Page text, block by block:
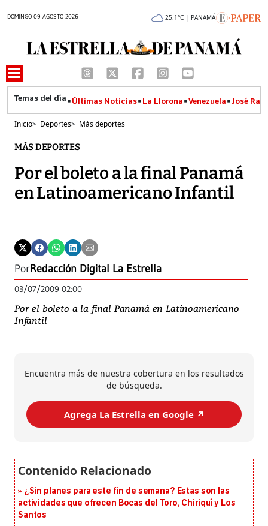
DOMINGO 09 AGOSTO 2026 25.1°C | PANAMÁ
Últimas Noticias La Llorona Venezuela José
Inicio> Deportes> Más deportes
MÁS DEPORTES
Por el boleto a la final Panamá
en Latinoamericano Infantil
PorRedacción Digital La Estrella
03/07/2009 02:00
Por el boleto a la final Panamá en Latinoamericano
Infantil
Encuentra más de nuestra cobertura en los resultados
de búsqueda.
Agrega La Estrella en Google ↗️
¿Sin planes para este fin de semana? Estas son las
actividades que ofrecen Bocas del Toro, Chiriquí y Los
Santos